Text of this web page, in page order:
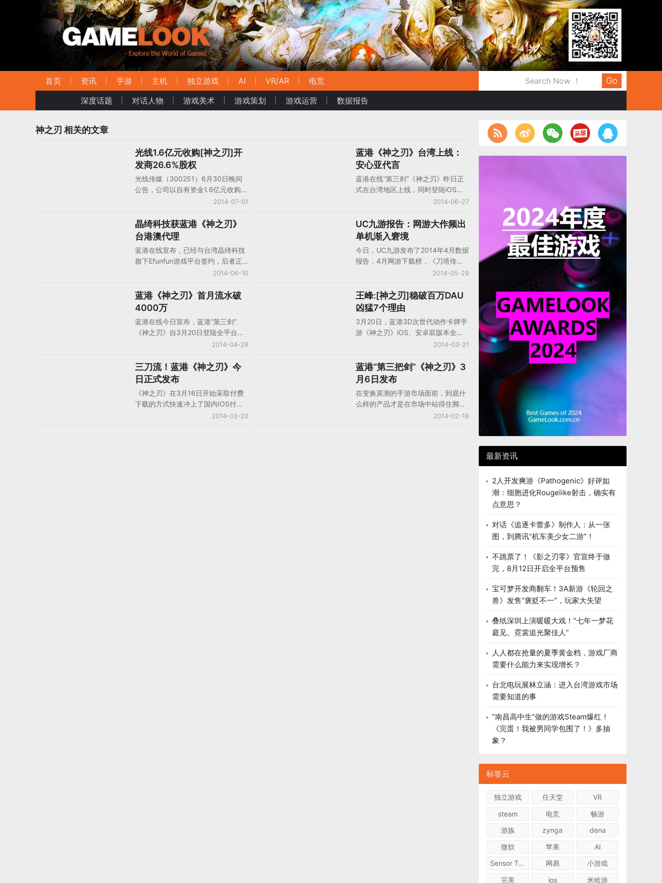
Go
首页 资讯 手游 主机 独立游戏 AI VR/AR
电竞
深度话题
对话人物 游戏美术 游戏策划 游戏运营 数据报告
神之刃 相关的文章
光线1.6亿元收购[神之刃]开
发商26.6%股权
光线传媒（300251）6月30日晚间
公告，公司以自有资金1.6亿元收购北
京妙趣横生网络科技有限公司
趣横生及其股东潘振燕、左力志等签
署《股权转让协议》。本次交易的基
本方案为：光线传媒以妙趣横生2014
年预测净利润 4300 万元为作价依
据，按照14倍PE双方协商确定公司估
2014-07-01
蓝港《神之刃》台湾上线：
安心亚代言
蓝港在线“第三剑”《神之刃》昨日正
式在台湾地区上线，同时登陆iOS和
Android双平台。截至昨晚9点，《神
iPhone免费榜“双榜”榜首。扩大手游
发行业务是蓝港在线今年的重点战
略，公司为此确立了全球化的发行体
系。目前，韩国子公司已经开始运
作。《苍穹之剑》的入韩发行，由蓝
2014-06-27
晶绮科技获蓝港《神之刃》
台港澳代理
蓝港在线宣布，已经与台湾晶绮科技
旗下Efunfun游戏平台签约，后者正
式获得3D次世代动作卡牌手游《神之
称“台港澳”)独家代理发行权。《神之
刃》预计暑假前在台港澳地区正式上
线，Android与iOS版本将同时发布。
2014-06-10
UC九游报告：网游大作频出
单机渐入窘境
今日，UC九游发布了2014年4月数据
报告，4月网游下载榜，《刀塔传
奇》已经一跃蹿升至网游下载榜次
领略过它的傲人成绩——安卓版上线
首月UC九游单渠道月收入超1200
万。单机游戏依然没有大的变化，从
TOP10榜单我不难发现，现在的单机
游戏无疑已经成为知名IP的天下，IP
对于单机游戏的影响之大可见一般。
2014-05-29
蓝港《神之刃》首月流水破
4000万
蓝港在线今日宣布，蓝港“第三剑”
《神之刃》自3月20日登陆全平台以
来，上线30天流水超过4000万，4
前，《神之刃》已经登陆国内超过
100家渠道平台。作为一款3D游戏，
《王者之剑》客户端相比很多2D产品
还要小巧、仅45M，技术上优势帮助
这款产品能获得更好的用户转化。
2014-04-29
王峰:[神之刃]稳破百万DAU
凶猛7个理由
3月20日，蓝港3D次世代动作卡牌手
游《神之刃》iOS、安卓双版本全平
台正式上线。开服不到8小时，蓝港
跃用户突破50万。3月21日一早，王
峰宣布，20日首发全平台累计DAU突
破86万。同时，《神之刃》的百度指
数也超过了2.7万。今天晚上，蓝港
CEO王峰再次表示，《神之刃》今天
2014-03-21
三刀流！蓝港《神之刃》今
日正式发布
《神之刃》在3月16日开始采取付费
下载的方式快速冲上了国内IOS付费
下载榜的首位，天转为免费后，该游
2014-03-20
蓝港“第三把剑”《神之刃》3
月6日发布
在变换莫测的手游市场面前，到底什
么样的产品才是在市场中站得住脚的
产品？在“借鉴成风”的中国手游开发
2014-02-18
最新资讯
2人开发爽游《Pathogenic》好评如
潮：细胞进化Rougelike射击，确实有
点意思？
对话《追逐卡蕾多》制作人：从一张
图，到腾讯“机车美少女二游”！
不跳票了！《影之刃零》官宣终于做
完，8月12日开启全平台预售
宝可梦开发商翻车！3A新游《轮回之
兽》发售“褒贬不一”，玩家大失望
叠纸深圳上演暖暖大戏！“七年一梦花
庭见、霓裳追光聚佳人”
人人都在抢量的夏季黄金档，游戏厂商
需要什么能力来实现增长？
台北电玩展林立涵：进入台湾游戏市场
需要知道的事
“南昌高中生”做的游戏Steam爆红！
《完蛋！我被男同学包围了！》多抽
象？
标签云
独立游戏 任天堂
VR
steam
电竞
畅游
游族
zynga
dena
微软
苹果
AI
Sensor Tower
网易
小游戏
完美
ios 米哈游